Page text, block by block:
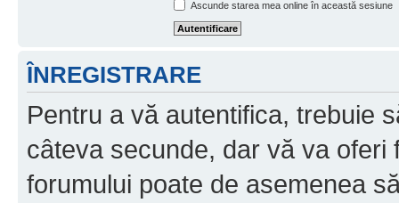
Ascunde starea mea online în această sesiune
ÎNREGISTRARE
Pentru a vă autentifica, trebuie
câteva secunde, dar vă va oferi
forumului poate de asemenea